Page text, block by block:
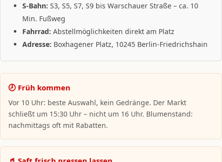
S-Bahn: S3, S5, S7, S9 bis Warschauer Straße – ca. 10
Min. Fußweg
Fahrrad: Abstellmöglichkeiten direkt am Platz
Adresse: Boxhagener Platz, 10245 Berlin-Friedrichshain
🕗 Früh kommen
Vor 10 Uhr: beste Auswahl, kein Gedränge. Der Markt
schließt um 15:30 Uhr – nicht um 16 Uhr. Blumenstand:
nachmittags oft mit Rabatten.